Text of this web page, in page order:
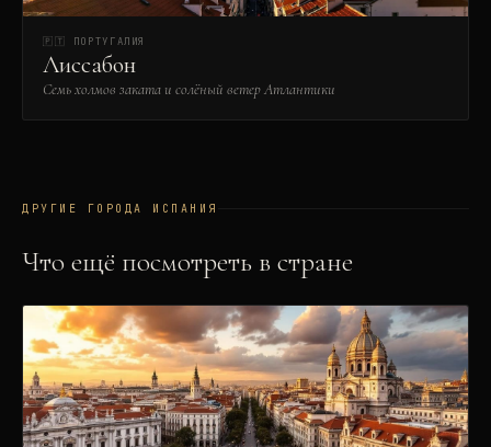
🇵🇹 ПОРТУГАЛИЯ
Лиссабон
Семь холмов заката и солёный ветер Атлантики
ДРУГИЕ ГОРОДА ИСПАНИЯ
Что ещё посмотреть в стране